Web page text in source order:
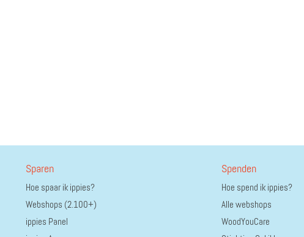
Sparen
Hoe spaar ik ippies?
Webshops (2.100+)
ippies Panel
Spenden
Hoe spend ik ippies?
Alle webshops
WoodYouCare